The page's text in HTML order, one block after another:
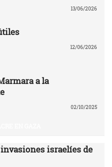
13/06/2026
12/06/2026
a la
02/10/2025
israelíes de